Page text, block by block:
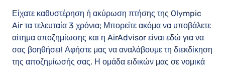
Είχατε καθυστέρηση ή ακύρωση πτήσης της Olympic
Air τα τελευταία 3 χρόνια; Μπορείτε ακόμα να υποβάλετε
αίτημα αποζημίωσης και η AirAdvisor είναι εδώ για να
σας βοηθήσει! Αφήστε μας να αναλάβουμε τη διεκδίκηση
της αποζημίωσής σας. Η ομάδα ειδικών μας σε νομικά